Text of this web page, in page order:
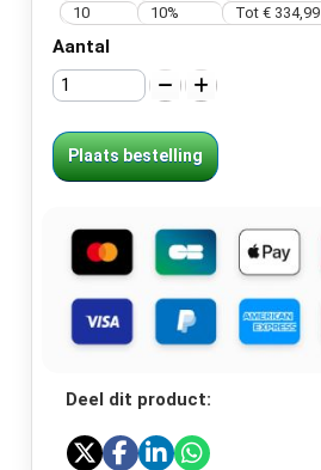
10
10% Tot € 334,99
Aantal
Plaats bestelling
Deel dit product: